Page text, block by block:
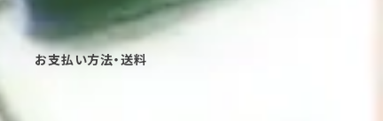
お支払い方法・送料